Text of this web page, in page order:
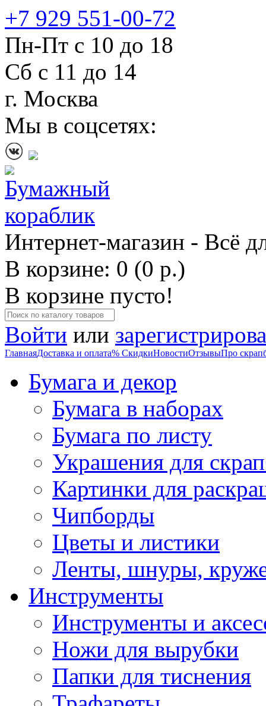
+7 929 551-00-72
Пн-Пт с 10 до 18
Сб с 11 до 14
г. Москва
Мы в соцсетях:
Интернет-магазин - Всё
В корзине: 0 (0 р.)
В корзине пусто!
Войти или
ГлавнаяДоставка и оплата% СкидкиНовостиОтзывыПро
Бумага и декор
Бумага в наборах
Бумага по листу
Украшения для
Картинки для
Чипборды
Цветы и листики
Ленты, шнуры,
Инструменты
Инструменты и
Ножи для вырубки
Папки для тиснения